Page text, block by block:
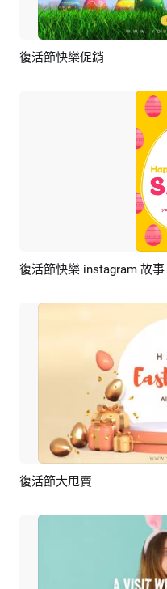
復活節快樂促銷
預覽
復活節快樂 instagram 故事
復活節大甩賣